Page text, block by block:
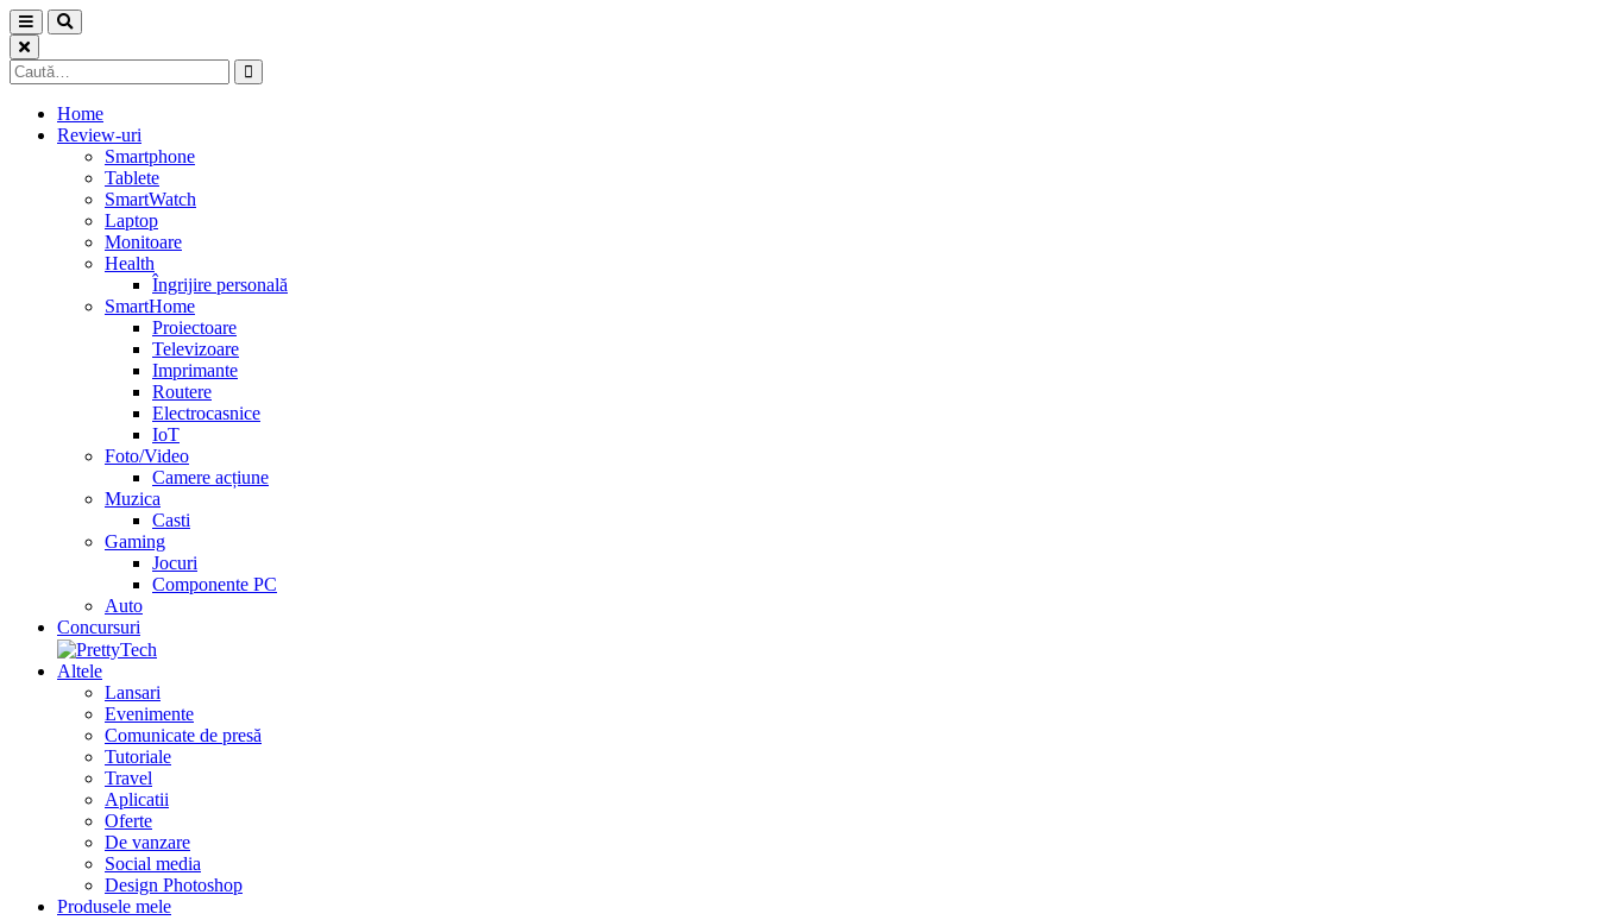
Skip
to
content
Caută
după:
Home
Review-uri
Smartphone
Tablete
SmartWatch
Laptop
Monitoare
Health
Îngrijire personală
SmartHome
Proiectoare
Televizoare
Imprimante
Routere
Electrocasnice
IoT
Foto/Video
Camere acțiune
Muzica
Casti
Gaming
Jocuri
Componente PC
Auto
Concursuri
Altele
Lansari
Evenimente
Comunicate de presă
Tutoriale
Travel
Aplicatii
Oferte
De vanzare
Social media
Design Photoshop
Produsele mele